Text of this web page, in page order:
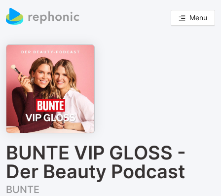
Menu
BUNTE VIP GLOSS -
Der Beauty Podcast
BUNTE